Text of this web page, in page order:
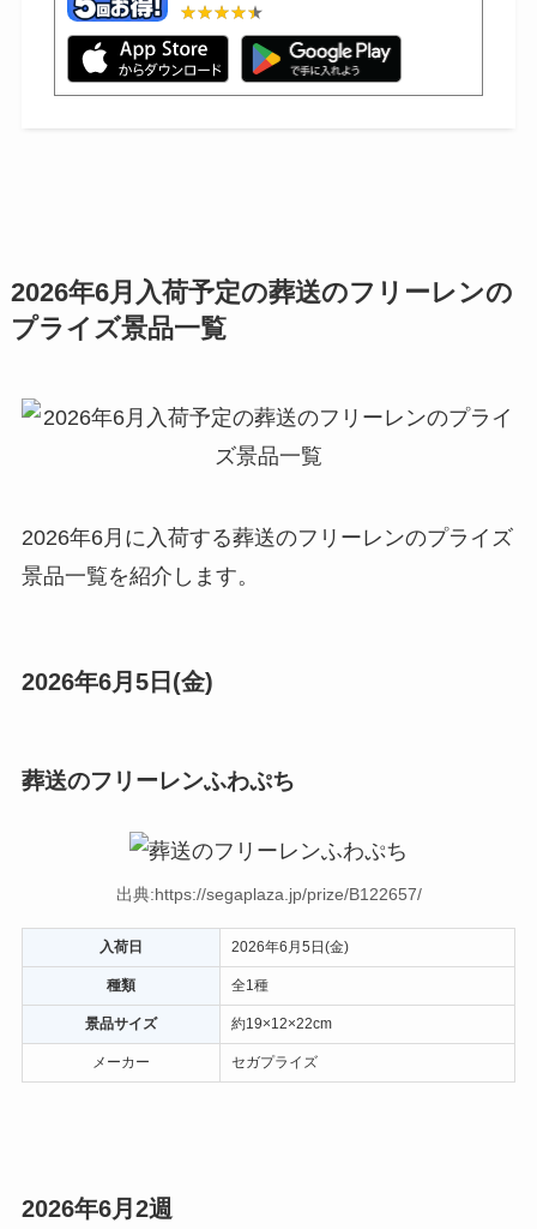
★★★★★
★★★★★
2026年6月入荷予定の葬送のフリーレンの
プライズ景品一覧
2026年6月に入荷する葬送のフリーレンのプライズ
景品一覧を紹介します。
2026年6月5日(金)
葬送のフリーレンふわぷち
出典:https://segaplaza.jp/prize/B122657/
入荷日 2026年6月5日(金)
種類 全1種
景品サイズ 約19×12×22cm
メーカー セガプライズ
2026年6月2週